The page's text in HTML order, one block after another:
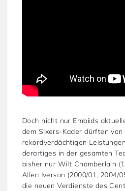
Doch nicht nur Embiids
dem Sixers-Kader dürften von
rekordverdächtigen
derartiges in der gesamten
bisher nur Wilt Chamberlain
Allen Iverson (2000/01, 2004/
die neuen Verdienste des